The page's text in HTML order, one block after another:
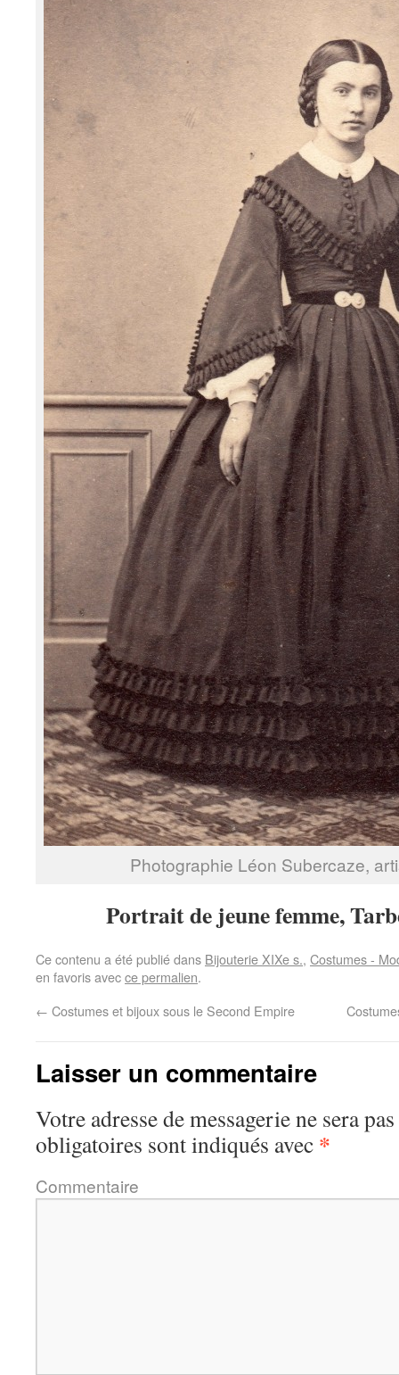
Photographie Léon Subercaze,
Portrait de jeune femme,
Ce contenu a été publié dans Bijouterie XIXe s., Costumes -
en favoris avecce permalien.
← Costumes et bijoux sous le Second Empire
Laisser un commentaire
Votre adresse de messagerie ne sera
obligatoires sont indiqués avec *
Commentaire